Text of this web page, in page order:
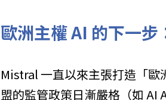
歐洲主權 AI 的下一步
Mistral 一直以來主張打造「歐
盟的監管政策日漸嚴格（如